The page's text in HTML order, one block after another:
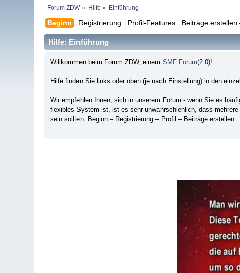
Forum ZDW» Hilfe » Einführung
Beginn Registrierung Profil-Features Beiträge erstellen
Hilfe: Einführung
Willkommen beim Forum ZDW, einem SMF Forum(2.0)!
Hilfe finden Sie links oder oben (je nach Einstellung) in den
Wir empfehlen Ihnen, sich in unserem Forum - wenn Sie es
flexibles System ist, ist es sehr unwahrschienlich, dass
sein sollten: Beginn – Registrierung – Profil – Beiträge erstellen.